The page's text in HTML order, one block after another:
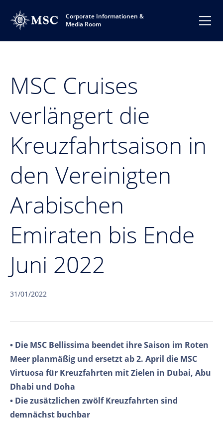
Corporate Informationen &
Media Room
MSC Cruises
verlängert die
Kreuzfahrtsaison in
den Vereinigten
Arabischen
Emiraten bis Ende
Juni 2022
31/01/2022
• Die MSC Bellissima beendet ihre Saison im Roten
Meer planmäßig und ersetzt ab 2. April die MSC
Virtuosa für Kreuzfahrten mit Zielen in Dubai, Abu
Dhabi und Doha
• Die zusätzlichen zwölf Kreuzfahrten sind
demnächst buchbar